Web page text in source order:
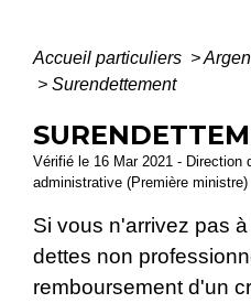
Accueil particuliers >
> Surendettement
Vérifié le 16 Mar 2021 - Direction
administrative (Première ministre)
Si vous n'arrivez pas
dettes non
remboursement d'un